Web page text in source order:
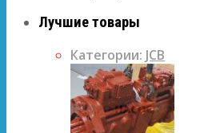
Лучшие товары
Категории: JCB